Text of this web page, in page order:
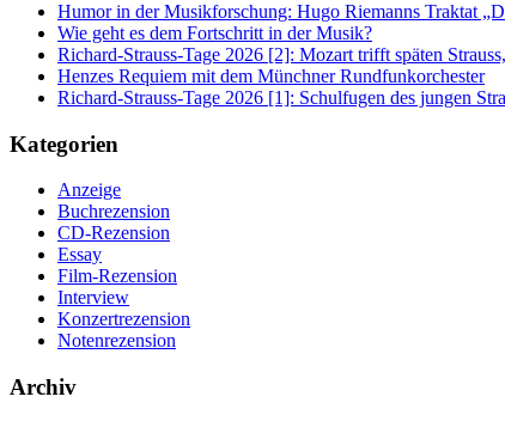
Humor in der Musikforschung: Hugo Riemanns Traktat
Wie geht es dem Fortschritt in der Musik?
Richard-Strauss-Tage 2026 [2]: Mozart trifft späten
Henzes Requiem mit dem Münchner Rundfunkorchester
Richard-Strauss-Tage 2026 [1]: Schulfugen des jungen
Kategorien
Anzeige
Buchrezension
CD-Rezension
Essay
Film-Rezension
Interview
Konzertrezension
Notenrezension
Archiv